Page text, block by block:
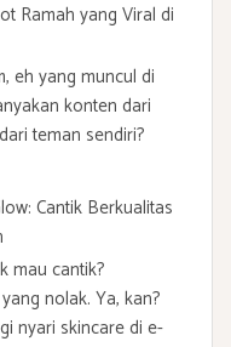
Ramah yang Viral di
eh yang muncul di
konten dari
teman sendiri?
Cantik Berkualitas
mau cantik?
nolak. Ya, kan?
nyari skincare di e-